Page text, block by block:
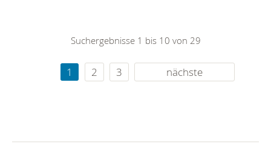
Suchergebnisse 1 bis 10 von 29
1 2 3 nächste